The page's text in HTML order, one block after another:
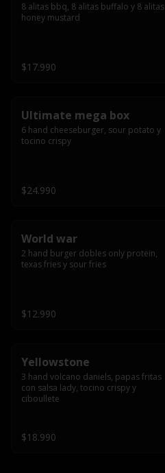
8 alitas bbq, 8 alitas buffalo y 8 alitas
honey mustard
$17.990
Ultimate mega box
6 hand cheeseburger, sour potato y
tocino crispy
$24.990
World war
2 hand burger dobles only protein,
texas fries y sour fries
$12.990
Yellowstone
3 hand volcano daniels, papas fritas
con salsa lady, tocino crispy y
ciboullete
$18.990